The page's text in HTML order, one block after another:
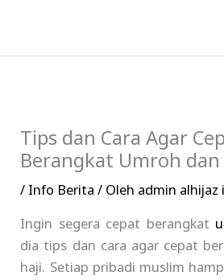
konten
Tips dan Cara Agar
Berangkat Umroh dan
/ Info Berita / Oleh admin alhijaz
Ingin segera cepat berangkat
dia tips dan cara agar cepat
haji. Setiap pribadi muslim